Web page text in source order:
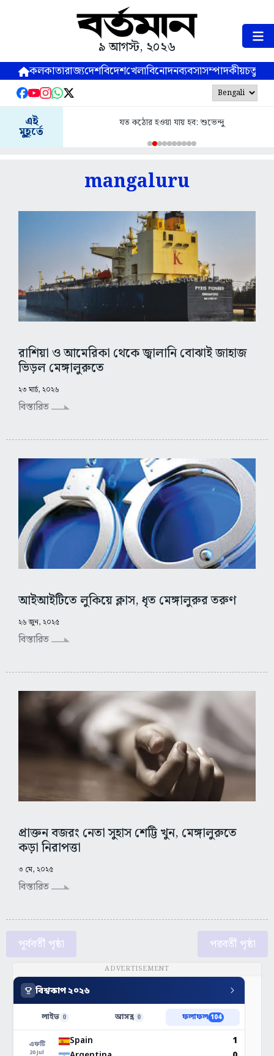
৯ আগস্ট, ২০২৬
কলকাতারাজ্যদেশবিদেশখেলাবিনোদনব্যবসাসম্পাদকীয়
এই
মুহূর্তে
যত কঠোর হওয়া যায় হব: শুভেন্দু
mangaluru
রাশিয়া ও আমেরিকা থেকে জ্বালানি বোঝাই জাহাজ
ভিড়ল মেঙ্গালুরুতে
২৩ মার্চ, ২০২৬
বিস্তারিত
আইআইটিতে লুকিয়ে ক্লাস, ধৃত মেঙ্গালুরুর তরুণ
২৬ জুন, ২০২৫
বিস্তারিত
প্রাক্তন বজরং নেতা সুহাস শেট্টি খুন, মেঙ্গালুরুতে
কড়া নিরাপত্তা
৩ মে, ২০২৫
বিস্তারিত
পূর্ববর্তী পৃষ্ঠা পরবর্তী পৃষ্ঠা
ADVERTISEMENT